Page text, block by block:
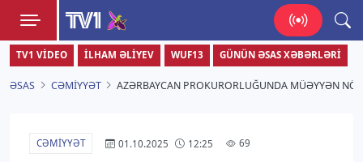
TV1
Zamanı bizimlə yaşa!
TV1 VIDEO İLHAM ƏLIYEV WUF13 GÜNÜN ƏSAS XƏBƏRLƏRI
ƏSAS CƏMIYYƏT AZƏRBAYCAN PROKURORLUĞUNDA MÜƏYYƏN
CƏMIYYƏT 01.10.2025 12:25 69